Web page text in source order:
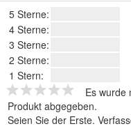
5 Sterne:
4 Sterne:
3 Sterne:
2 Sterne:
1 Stern:
Es wurde
Produkt abgegeben.
Seien Sie der Erste.